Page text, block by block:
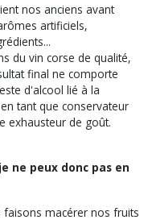
nos anciens avant
artificiels,
du vin corse de qualité,
final ne comporte
d'alcool lié à la
tant que conservateur
exhausteur de goût.
ne peux donc pas en
macérer nos fruits